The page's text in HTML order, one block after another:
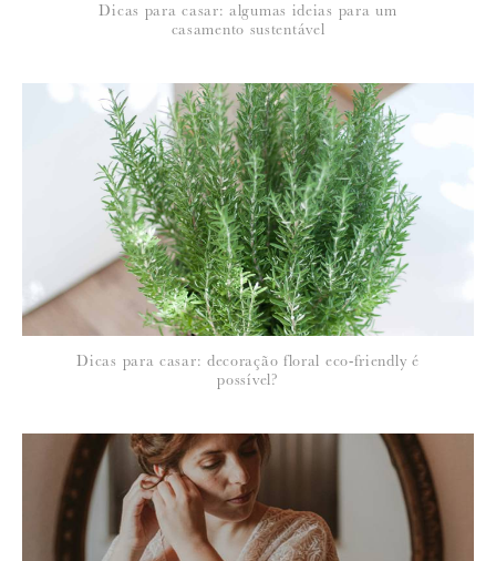
Para saber como tratamos e protegemos os seus dados, leia a nossa
política de privacidade
Dicas para casar: algumas ideias para um
casamento sustentável
Dicas para casar: decoração floral eco-friendly é
possível?